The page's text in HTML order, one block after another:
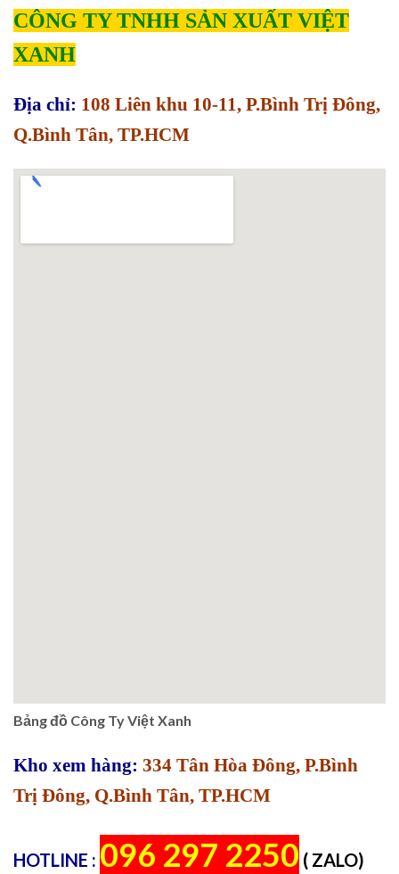
CÔNG TY TNHH SẢN XUẤT VIỆT
XANH
Địa chỉ: 108 Liên khu 10-11, P.Bình Trị Đông,
Q.Bình Tân, TP.HCM
Bảng đồ Công Ty Việt Xanh
Kho xem hàng: 334 Tân Hòa Đông, P.Bình
Trị Đông, Q.Bình Tân, TP.HCM
HOTLINE : 096 297 2250 ( ZALO)